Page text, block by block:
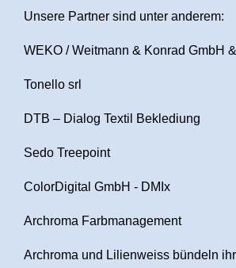
Unsere Partner sind unter anderem:
WEKO / Weitmann & Konrad GmbH
Tonello srl
DTB – Dialog Textil Beklediung
Sedo Treepoint
ColorDigital GmbH - DMIx
Archroma Farbmanagement
Archroma und Lilienweiss bündeln